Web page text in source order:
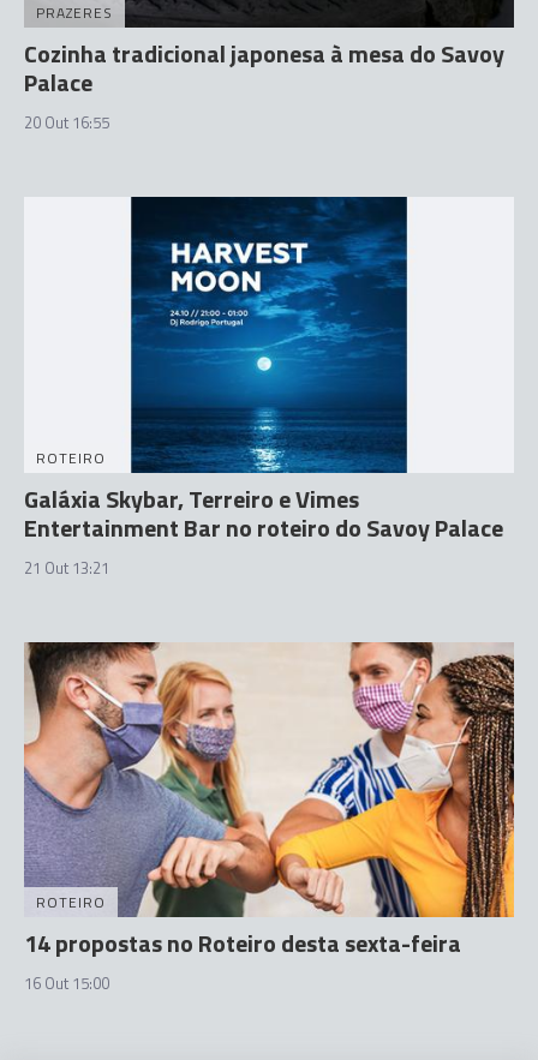
PRAZERES
Cozinha tradicional japonesa à mesa do Savoy
Palace
20 Out 16:55
ROTEIRO
Galáxia Skybar, Terreiro e Vimes
Entertainment Bar no roteiro do Savoy Palace
21 Out 13:21
ROTEIRO
14 propostas no Roteiro desta sexta-feira
16 Out 15:00